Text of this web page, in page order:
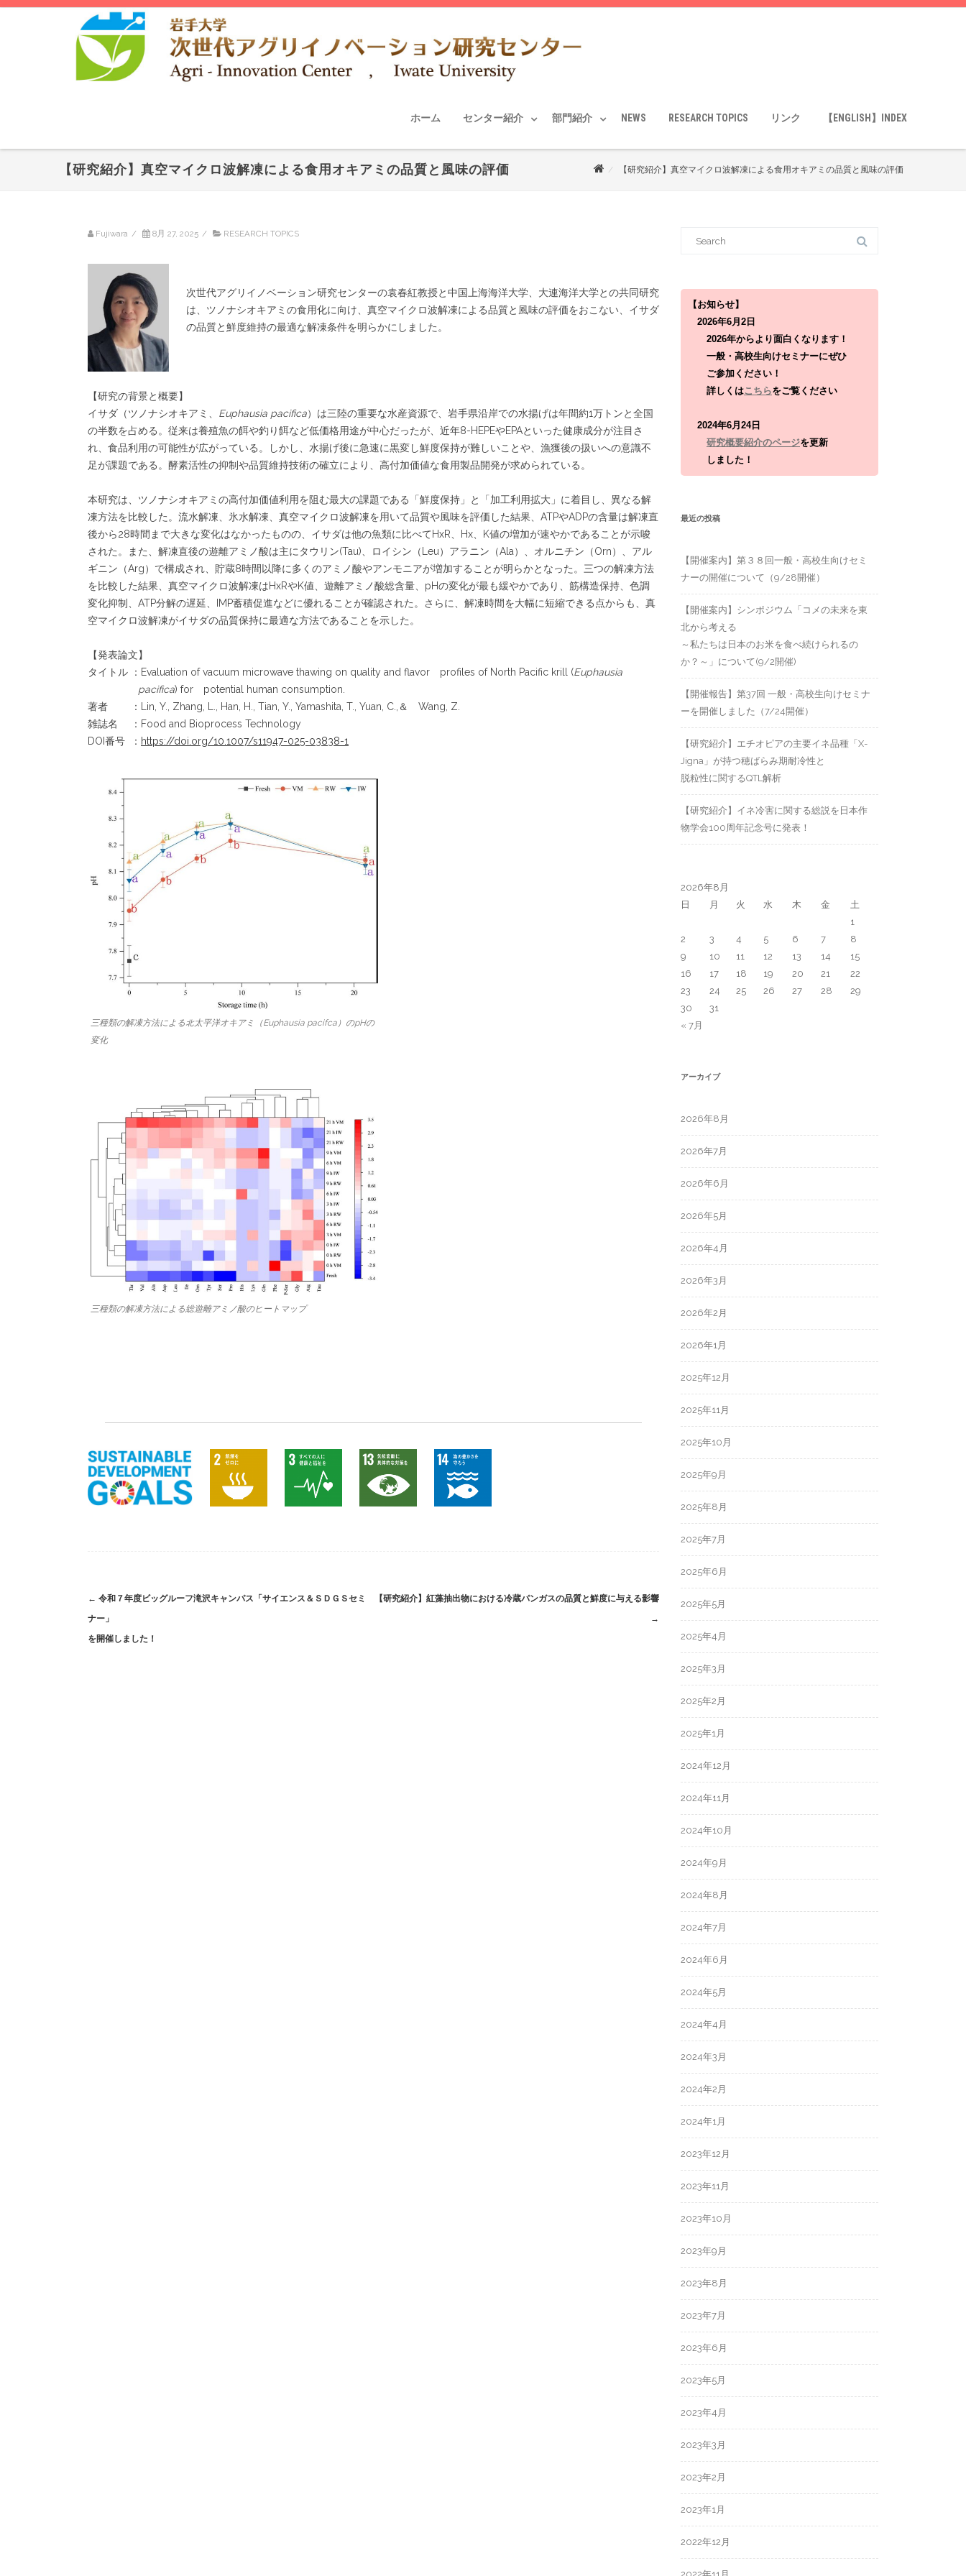
ホーム センター紹介 部門紹介 NEWS RESEARCH TOPICS リンク 【ENGLISH】INDEX
【研究紹介】真空マイクロ波解凍による食用オキアミの品質と風味の評価 【研究紹介】真空マイクロ波解凍による食用オキアミの品質と風味の評価
Fujiwara / 8月 27, 2025 / RESEARCH TOPICS
次世代アグリイノベーション研究センターの袁春紅教授と中国上海海洋大学、大連海洋大学との共同研究
は、ツノナシオキアミの食用化に向け、真空マイクロ波解凍による品質と風味の評価をおこない、イサダ
の品質と鮮度維持の最適な解凍条件を明らかにしました。
【研究の背景と概要】
イサダ（ツノナシオキアミ、 Euphausia pacifica）は三陸の重要な水産資源で、岩手県沿岸での水揚げは年間約1万トンと全国
の半数を占める。従来は養殖魚の餌や釣り餌など低価格用途が中心だったが、近年8-HEPEやEPAといった健康成分が注目さ
れ、食品利用の可能性が広がっている。しかし、水揚げ後に急速に黒変し鮮度保持が難しいことや、漁獲後の扱いへの意識不
足が課題である。酵素活性の抑制や品質維持技術の確立により、高付加価値な食用製品開発が求められている。
本研究は、ツノナシオキアミの高付加価値利用を阻む最大の課題である「鮮度保持」と「加工利用拡大」に着目し、異なる解
凍方法を比較した。流水解凍、氷水解凍、真空マイクロ波解凍を用いて品質や風味を評価した結果、ATPやADPの含量は解凍直
後から28時間まで大きな変化はなかったものの、イサダは他の魚類に比べてHxR、Hx、K値の増加が速やかであることが示唆
された。また、解凍直後の遊離アミノ酸は主にタウリン(Tau)、ロイシン（Leu）アラニン（Ala）、オルニチン（Orn）、アル
ギニン（Arg）で構成され、貯蔵8時間以降に多くのアミノ酸やアンモニアが増加することが明らかとなった。三つの解凍方法
を比較した結果、真空マイクロ波解凍はHxRやK値、遊離アミノ酸総含量、pHの変化が最も緩やかであり、筋構造保持、色調
変化抑制、ATP分解の遅延、IMP蓄積促進などに優れることが確認された。さらに、解凍時間を大幅に短縮できる点からも、真
空マイクロ波解凍がイサダの品質保持に最適な方法であることを示した。
【発表論文】
タイトル ：Evaluation of vacuum microwave thawing on quality and flavor profiles of North Pacific krill (Euphausia
pacifica) for potential human consumption.
著者 ：Lin, Y., Zhang, L., Han, H., Tian, Y., Yamashita, T., Yuan, C.,＆ Wang, Z.
雑誌名 ：Food and Bioprocess Technology
DOI番号 ： https://doi.org/10.1007/s11947-025-03838-1
三種類の解凍方法による北太平洋オキアミ（Euphausia pacifca）のpHの
変化
三種類の解凍方法による総遊離アミノ酸のヒートマップ
Post
navigation
← 令和７年度ビッグルーフ滝沢キャンパス「サイエンス＆ＳＤＧＳセミ
ナー」
を開催しました！
【研究紹介】紅藻抽出物における冷蔵パンガスの品質と鮮度に与える影響
→
f
【お知らせ】
2026年6月2日
2026年からより面白くなります！
一般・高校生向けセミナーにぜひ
ご参加ください！
詳しくはこちらをご覧ください
2024年6月24日
研究概要紹介のページを更新
しました！
最近の投稿
【開催案内】第３８回一般・高校生向けセミ
ナーの開催について（9/28開催）
【開催案内】シンポジウム「コメの未来を東
北から考える
～私たちは日本のお米を食べ続けられるの
か？～」について(9/2開催)
【開催報告】第37回 一般・高校生向けセミナ
ーを開催しました（7/24開催）
【研究紹介】エチオピアの主要イネ品種「X-
Jigna」が持つ穂ばらみ期耐冷性と
脱粒性に関するQTL解析
【研究紹介】イネ冷害に関する総説を日本作
物学会100周年記念号に発表！
2026年8月
日
月 火 水 木 金 土
« 7月
1
2
3 4 5 6 7
8
9
10 11 12 13 14
15
16
17 18 19 20 21
22
23
24 25 26 27 28
29
30
31
アーカイブ
2026年8月
2026年7月
2026年6月
2026年5月
2026年4月
2026年3月
2026年2月
2026年1月
2025年12月
2025年11月
2025年10月
2025年9月
2025年8月
2025年7月
2025年6月
2025年5月
2025年4月
2025年3月
2025年2月
2025年1月
2024年12月
2024年11月
2024年10月
2024年9月
2024年8月
2024年7月
2024年6月
2024年5月
2024年4月
2024年3月
2024年2月
2024年1月
2023年12月
2023年11月
2023年10月
2023年9月
2023年8月
2023年7月
2023年6月
2023年5月
2023年4月
2023年3月
2023年2月
2023年1月
2022年12月